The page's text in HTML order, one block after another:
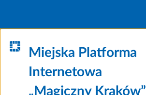
Miejska Platforma
Internetowa
„Magiczny Kraków”